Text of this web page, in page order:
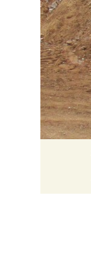
Zum
Inhalt
springen